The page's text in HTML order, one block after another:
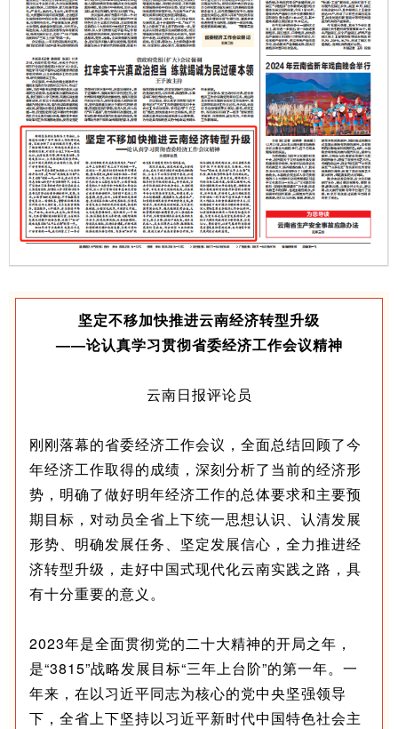
坚定不移加快推进云南经济转型升级
——论认真学习贯彻省委经济工作会议精神
云南日报评论员
刚刚落幕的省委经济工作会议，全面总结回顾了今
年经济工作取得的成绩，深刻分析了当前的经济形
势，明确了做好明年经济工作的总体要求和主要预
期目标，对动员全省上下统一思想认识、认清发展
形势、明确发展任务、坚定发展信心，全力推进经
济转型升级，走好中国式现代化云南实践之路，具
有十分重要的意义。
2023年是全面贯彻党的二十大精神的开局之年，
是“3815”战略发展目标“三年上台阶”的第一年。一
年来，在以习近平同志为核心的党中央坚强领导
下，全省上下坚持以习近平新时代中国特色社会主